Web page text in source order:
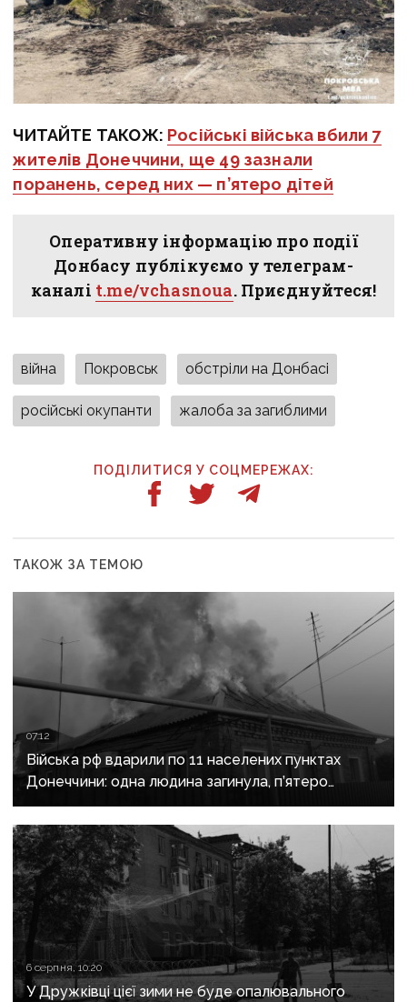
ЧИТАЙТЕ ТАКОЖ: Російські війська вбили 7
жителів Донеччини, ще 49 зазнали
поранень, серед них — п’ятеро дітей
Оперативну інформацію про події
Донбасу публікуємо у телеграм-
каналі t.me/vchasnoua. Приєднуйтеся!
війна Покровськ обстріли на Донбасі
російські окупанти жалоба за загиблими
ПОДІЛИТИСЯ У СОЦМЕРЕЖАХ:
ТАКОЖ ЗА ТЕМОЮ
07:12
Війська рф вдарили по 11 населених пунктах
Донеччини: одна людина загинула, п’ятеро
поранені
6 серпня, 10:20
У Дружківці цієї зими не буде опалювального